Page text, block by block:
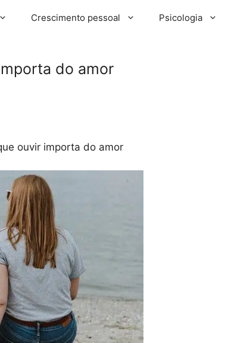
Crescimento pessoal Psicologia
do amor
ouvir importa do amor